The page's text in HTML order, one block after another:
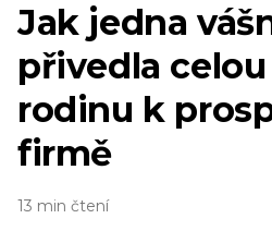
Jak jedna
přivedla
rodinu k
firmě
13 min čtení